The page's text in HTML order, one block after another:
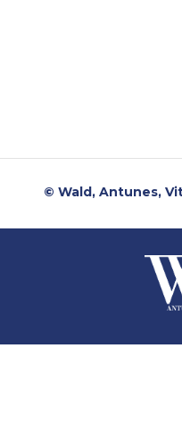
© Wald, Antunes,